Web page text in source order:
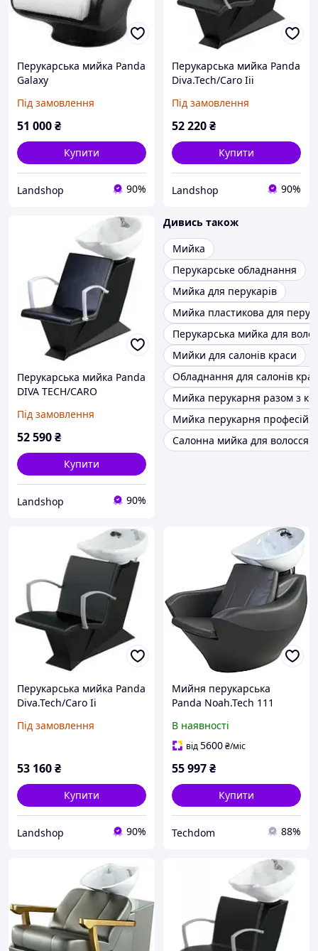
Перукарська мийка Panda
Galaxy
Під замовлення
51 000₴
Купити
Landshop 90%
Перукарська мийка Panda
Diva.Tech/Caro Iii
Під замовлення
52 220₴
Купити
Landshop 90%
Перукарська мийка Panda
DIVA TECH/CARO
Під замовлення
52 590₴
Купити
Landshop 90%
Дивись також
Мийка
Перукарське обладнання
Мийка для перукарів
Мийка пластикова для
Перукарська мийка для
Мийки для салонів краси
Обладнання для салонів
Мийка перукарня разом з
Мийка перукарня
Салонна мийка для волосся
Перукарська мийка Panda
Diva.Tech/Caro Ii
Під замовлення
53 160₴
Купити
Landshop 90%
Мийня перукарська
Panda Noah.Tech 111
В наявності
від5600₴/міс
55 997₴
Купити
Techdom 88%